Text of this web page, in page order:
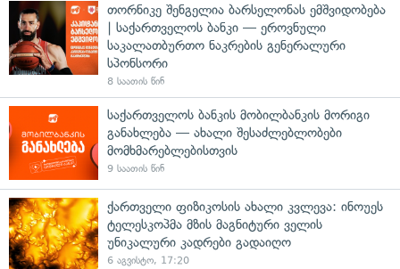
თორნიკე შენგელია ბარსელონას ემშვიდობება
| საქართველოს ბანკი — ეროვნული
საკალათბურთო ნაკრების გენერალური
სპონსორი
8 საათის წინ
საქართველოს ბანკის მობილბანკის მორიგი
განახლება — ახალი შესაძლებლობები
მომხმარებლებისთვის
9 საათის წინ
ქართველი ფიზიკოსის ახალი კვლევა: ინოუეს
ტელესკოპმა მზის მაგნიტური ველის
უნიკალური კადრები გადაიღო
6 აგვისტო, 17:20